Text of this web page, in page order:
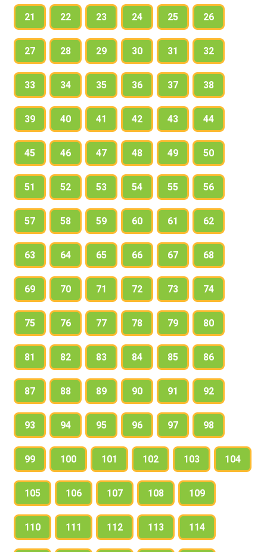
21 22 23 24 25 26
27 28 29 30 31 32
33 34 35 36 37 38
39 40 41 42 43 44
45 46 47 48 49 50
51 52 53 54 55 56
57 58 59 60 61 62
63 64 65 66 67 68
69 70 71 72 73 74
75 76 77 78 79 80
81 82 83 84 85 86
87 88 89 90 91 92
93 94 95 96 97 98
99 100 101 102 103 104
105 106 107 108 109
110 111 112 113 114